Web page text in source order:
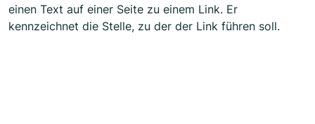
einen Text auf einer Seite zu einem Link. Er
kennzeichnet die Stelle, zu der der Link führen soll.